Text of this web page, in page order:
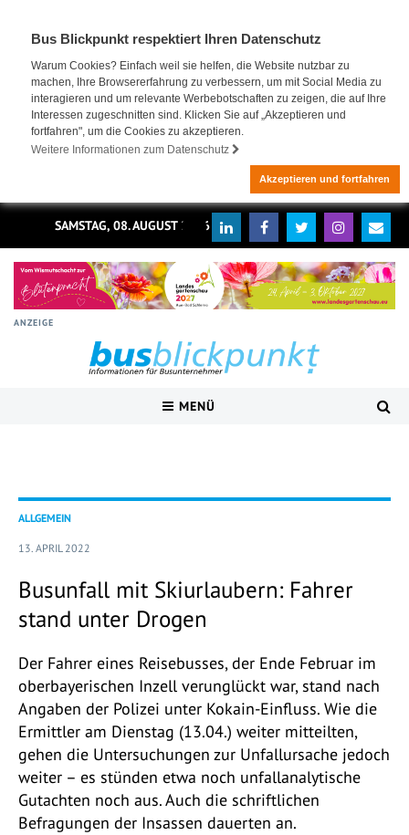
Bus Blickpunkt respektiert Ihren Datenschutz
Warum Cookies? Einfach weil sie helfen, die Website nutzbar zu
machen, Ihre Browsererfahrung zu verbessern, um mit Social Media zu
interagieren und um relevante Werbebotschaften zu zeigen, die auf Ihre
Interessen zugeschnitten sind. Klicken Sie auf „Akzeptieren und
fortfahren", um die Cookies zu akzeptieren.
Weitere Informationen zum Datenschutz
Akzeptieren und fortfahren
SAMSTAG, 08. AUGUST 2026
ANZEIGE
MENÜ
ALLGEMEIN
13. APRIL 2022
Busunfall mit Skiurlaubern: Fahrer
stand unter Drogen
Der Fahrer eines Reisebusses, der Ende Februar im
oberbayerischen Inzell verunglückt war, stand nach
Angaben der Polizei unter Kokain-Einfluss. Wie die
Ermittler am Dienstag (13.04.) weiter mitteilten,
gehen die Untersuchungen zur Unfallursache jedoch
weiter – es stünden etwa noch unfallanalytische
Gutachten noch aus. Auch die schriftlichen
Befragungen der Insassen dauerten an.